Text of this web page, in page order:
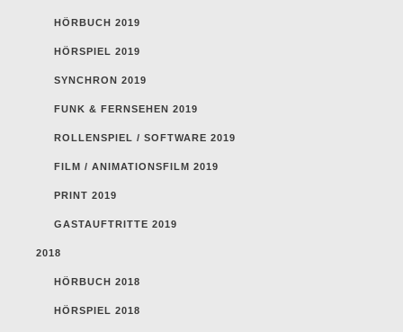
HÖRBUCH 2019
HÖRSPIEL 2019
SYNCHRON 2019
FUNK & FERNSEHEN 2019
ROLLENSPIEL / SOFTWARE 2019
FILM / ANIMATIONSFILM 2019
PRINT 2019
GASTAUFTRITTE 2019
2018
HÖRBUCH 2018
HÖRSPIEL 2018